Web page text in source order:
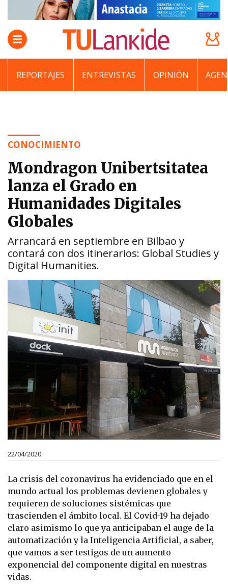
REPORTAJES ENTREVISTAS OPINIÓN
CONOCIMIENTO
Mondragon Unibertsitatea
lanza el Grado en
Humanidades Digitales
Globales
Arrancará en septiembre en Bilbao y
contará con dos itinerarios: Global Studies y
Digital Humanities.
22/04/2020
La crisis del coronavirus ha evidenciado que en el
mundo actual los problemas devienen globales y
requieren de soluciones sistémicas que
trascienden el ámbito local. El Covid-19 ha dejado
claro asimismo lo que ya anticipaban el auge de la
automatización y la Inteligencia Artificial, a saber,
que vamos a ser testigos de un aumento
exponencial del componente digital en nuestras
vidas.